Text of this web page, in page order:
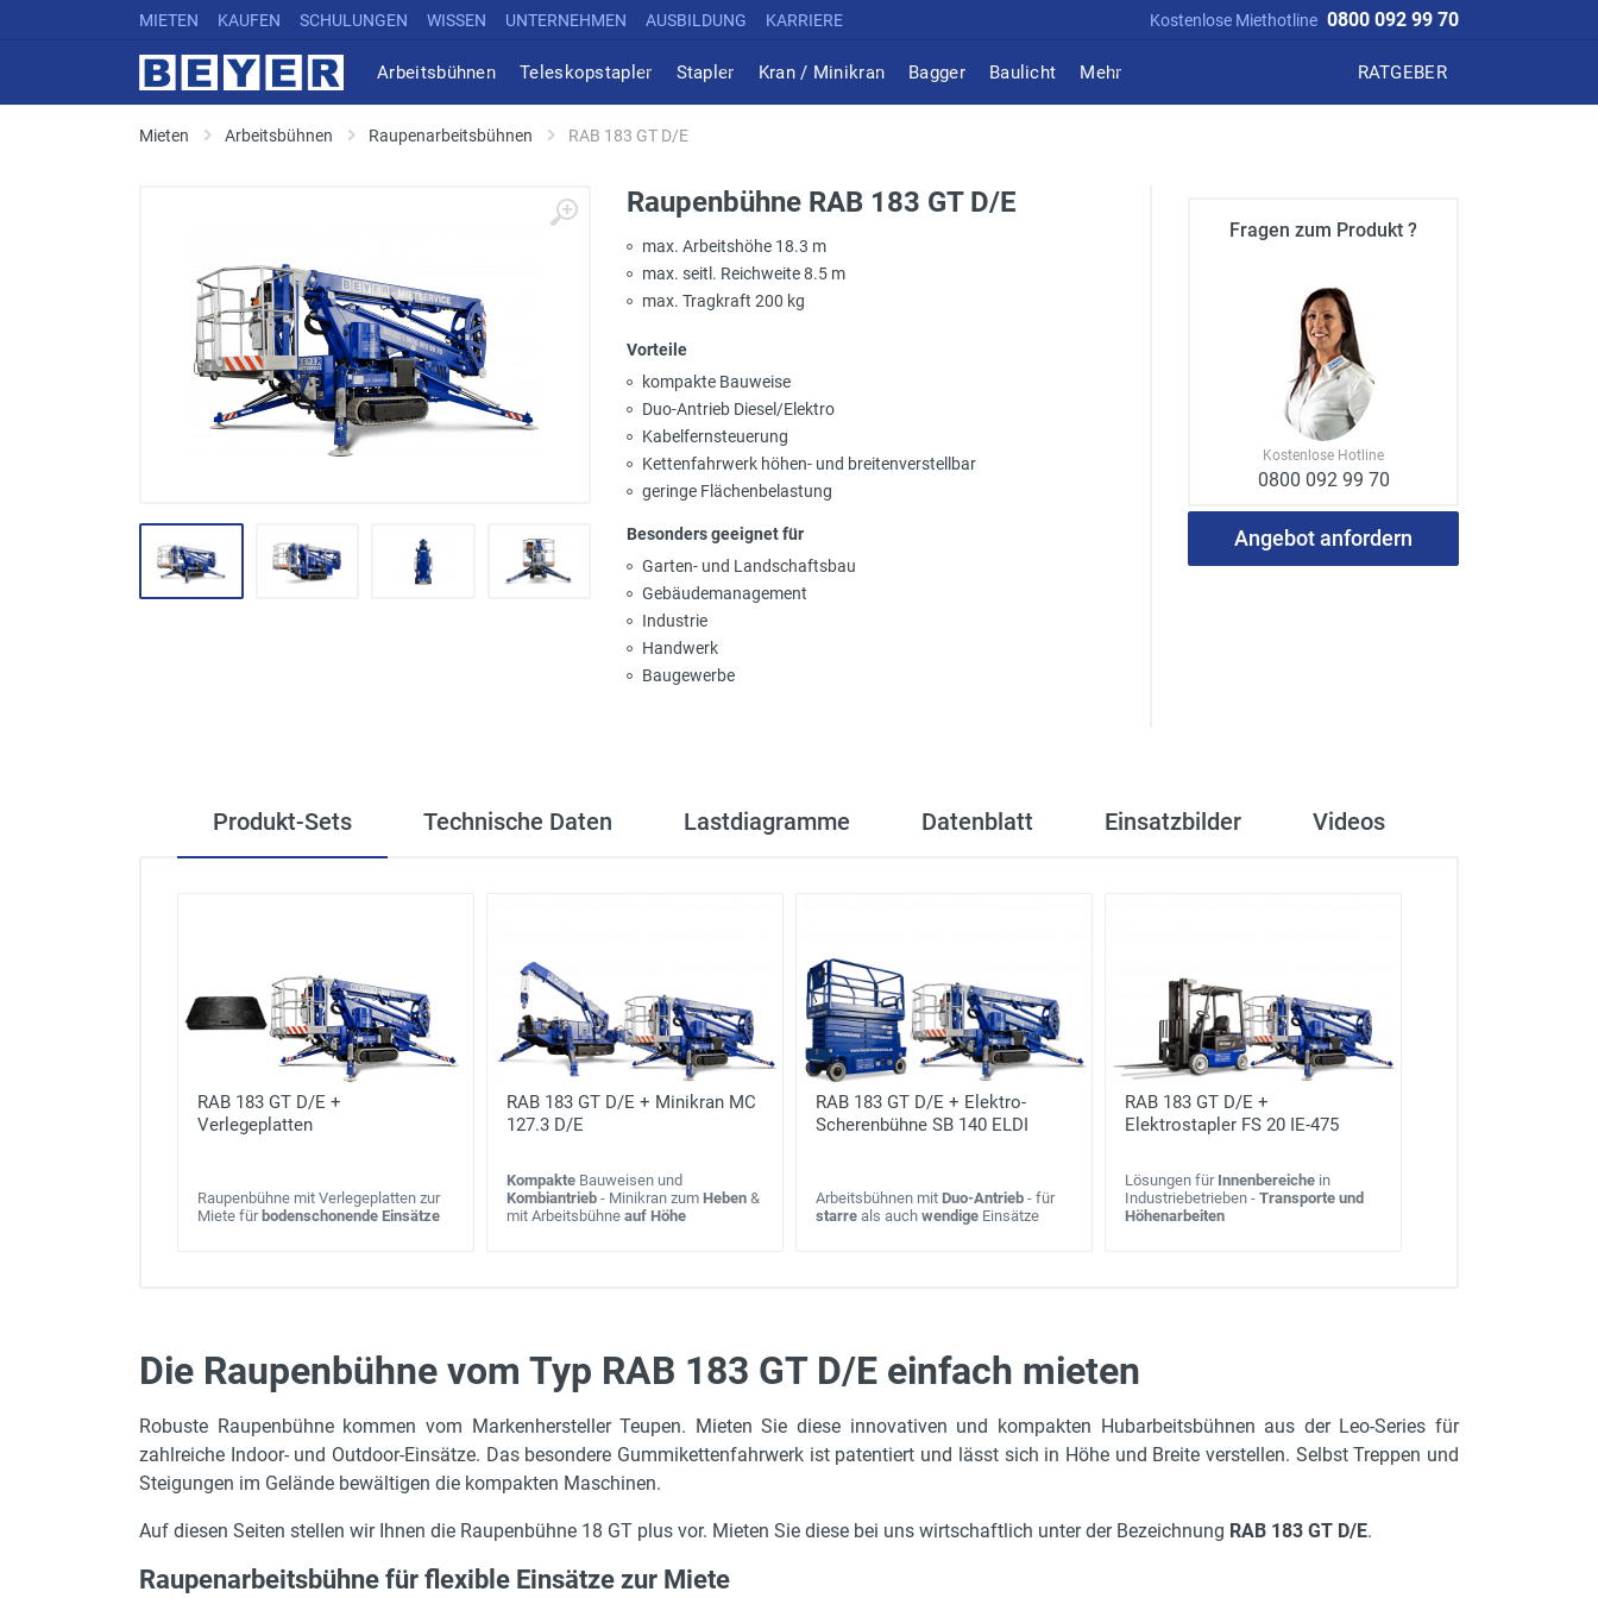
MIETEN KAUFEN SCHULUNGEN WISSEN UNTERNEHMEN AUSBILDUNG KARRIERE Kostenlose Miethotline 0800 092 99 70
Arbeitsbühnen Teleskopstapler Stapler Kran / Minikran Bagger Baulicht Mehr RATGEBER
Mieten Arbeitsbühnen Raupenarbeitsbühnen RAB 183 GT D/E
Raupenbühne RAB 183 GT D/E
max. Arbeitshöhe 18.3 m
max. seitl. Reichweite 8.5 m
max. Tragkraft 200 kg
Vorteile
kompakte Bauweise
Duo-Antrieb Diesel/Elektro
Kabelfernsteuerung
Kettenfahrwerk höhen- und breitenverstellbar
geringe Flächenbelastung
Besonders geeignet für
Garten- und Landschaftsbau
Gebäudemanagement
Industrie
Handwerk
Baugewerbe
Fragen zum Produkt ?
Kostenlose Hotline
0800 092 99 70
Angebot anfordern
Produkt-Sets Technische Daten Lastdiagramme Datenblatt Einsatzbilder Videos
RAB 183 GT D/E +
Verlegeplatten
Raupenbühne mit Verlegeplatten zur
Miete für bodenschonende Einsätze
RAB 183 GT D/E + Minikran MC
127.3 D/E
Kompakte Bauweisen und
Kombiantrieb - Minikran zum Heben &
mit Arbeitsbühne auf Höhe
RAB 183 GT D/E + Elektro-
Scherenbühne SB 140 ELDI
Arbeitsbühnen mit Duo-Antrieb - für
starre als auch wendige Einsätze
RAB 183 GT D/E +
Elektrostapler FS 20 IE-475
Lösungen für Innenbereiche in
Industriebetrieben - Transporte und
Höhenarbeiten
max. Arbeitshöhe
18.3 m
Gerätehöhe in m
1.99 m
Gerätelänge in m
5.2 m
Arbeitseinsatz
Die Raupenbühne vom Typ RAB 183 GT D/E einfach mieten
Robuste Raupenbühne kommen vom Markenhersteller Teupen. Mieten Sie diese innovativen und kompakten Hubarbeitsbühnen aus der Leo-Series für
zahlreiche Indoor- und Outdoor-Einsätze. Das besondere Gummikettenfahrwerk ist patentiert und lässt sich in Höhe und Breite verstellen. Selbst Treppen und
Steigungen im Gelände bewältigen die kompakten Maschinen.
Auf diesen Seiten stellen wir Ihnen die Raupenbühne 18 GT plus vor. Mieten Sie diese bei uns wirtschaftlich unter der Bezeichnung RAB 183 GT D/E.
Raupenarbeitsbühne für flexible Einsätze zur Miete